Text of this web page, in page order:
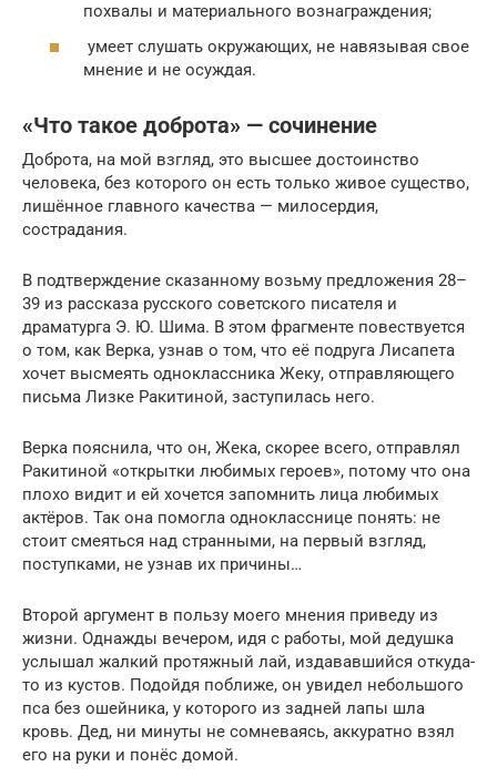
похвалы и материального вознаграждения;
умеет слушать окружающих, не навязывая свое
мнение и не осуждая.
«Что такое доброта» — сочинение
Доброта, на мой взгляд, это высшее достоинство
человека, без которого он есть только живое существо,
лишённое главного качества — милосердия,
сострадания.
В подтверждение сказанному возьму предложения 28–
39 из рассказа русского советского писателя и
драматурга Э. Ю. Шима. В этом фрагменте повествуется
о том, как Верка, узнав о том, что её подруга Лисапета
хочет высмеять одноклассника Жеку, отправляющего
письма Лизке Ракитиной, заступилась него.
Верка пояснила, что он, Жека, скорее всего, отправлял
Ракитиной «открытки любимых героев», потому что она
плохо видит и ей хочется запомнить лица любимых
актёров. Так она помогла однокласснице понять: не
стоит смеяться над странными, на первый взгляд,
поступками, не узнав их причины…
Второй аргумент в пользу моего мнения приведу из
жизни. Однажды вечером, идя с работы, мой дедушка
услышал жалкий протяжный лай, издававшийся откуда-
то из кустов. Подойдя поближе, он увидел небольшого
пса без ошейника, у которого из задней лапы шла
кровь. Дед, ни минуты не сомневаясь, аккуратно взял
его на руки и понёс домой.